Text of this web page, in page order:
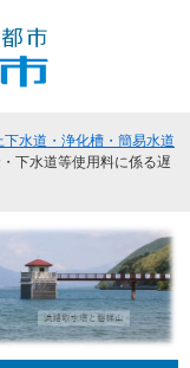
下水道・浄化槽・簡易水道
下水道等使用料に係る遅